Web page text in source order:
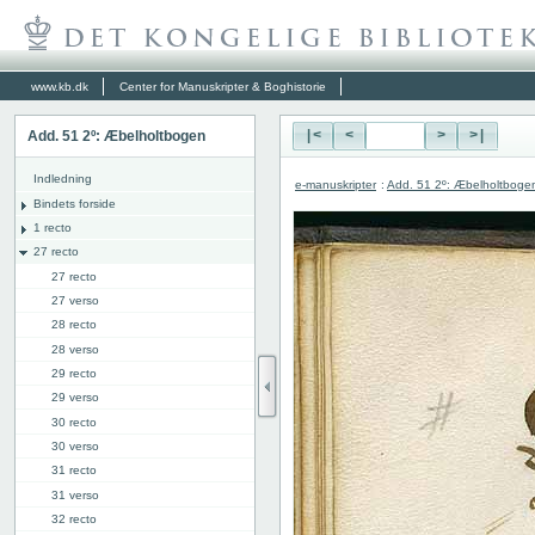
www.kb.dk Center for Manuskripter & Boghistorie
Add. 51 2º: Æbelholtbogen
Indledning
Bindets forside
1 recto
27 recto
27 recto
27 verso
28 recto
28 verso
29 recto
29 verso
30 recto
30 verso
31 recto
31 verso
32 recto
|< < > >|
e-manuskripter : Add. 51 2º: